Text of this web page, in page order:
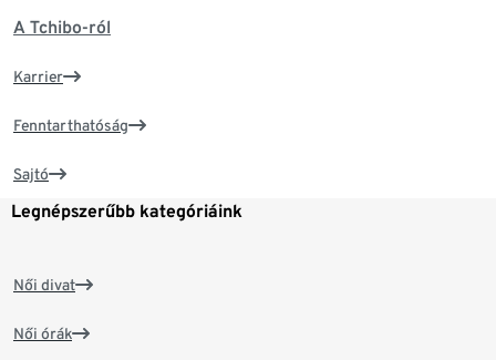
A Tchibo-ról
Karrier
Fenntarthatóság
Sajtó
Legnépszerűbb kategóriáink
Női divat
Női órák